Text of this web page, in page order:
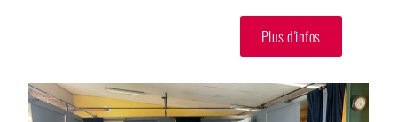
Plus d'infos